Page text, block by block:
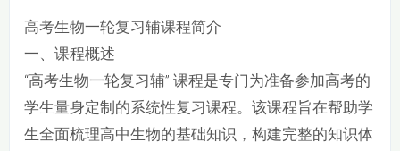
成与细胞的结构单元
检测1(1)
第4讲 细胞的分子组
成与细胞的结构单元
检测2(1)
第4讲 细胞的分子组
成与细胞的结构单元
检测2
高考生物一轮复习辅课程简介
一、课程概述
“高考生物一轮复习辅” 课程是专门为准备参加高考的
学生量身定制的系统性复习课程。该课程旨在帮助学
生全面梳理高中生物的基础知识，构建完整的知识体